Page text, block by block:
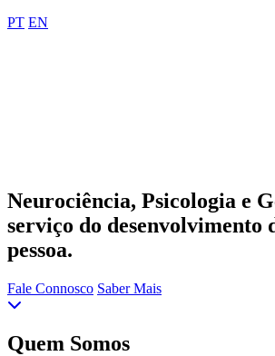
PT EN
Neurociência, Psicologia e
serviço do desenvolvimento
pessoa.
Fale Connosco Saber Mais
Quem Somos